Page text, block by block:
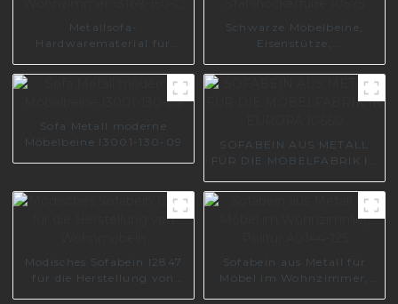
Metallsofa-
Hardwarematerial für
Schwarze Möbelbeine,
Eisenstütze,
Sofa Metall moderne
Möbelbeine I3001-130-09
SOFABEIN AUS METALL
FÜR DIE MÖBELFABRIK IN
Modisches Sofabein I2847
für die Herstellung von
Sofabein aus Metall für
Möbel im Wohnzimmer,